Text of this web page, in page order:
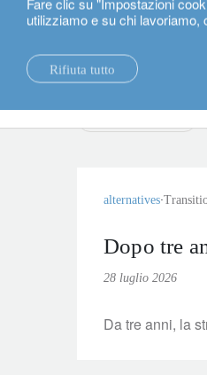
utilizziamo e su chi lavoriamo,
Rifiuta tutto
notizie.
alternatives
Dopo tre
28 luglio 2026
Da tre anni, la